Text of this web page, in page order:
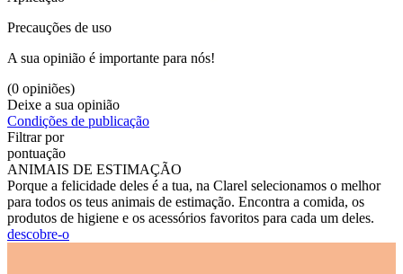
Precauções de uso
A sua opinião é importante para nós!
(0 opiniões)
Deixe a sua opinião
Condições de publicação
Filtrar por
pontuação
ANIMAIS DE ESTIMAÇÃO
Porque a felicidade deles é a tua, na Clarel selecionamos o melhor
para todos os teus animais de estimação. Encontra a comida, os
produtos de higiene e os acessórios favoritos para cada um deles.
descobre-o